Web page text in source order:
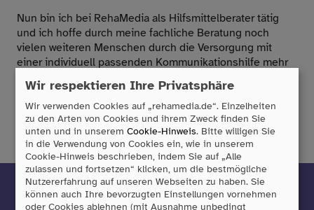
Nun bin ich bei RehaMedia als Hilfsmittelberater tätig
und ich hoffe durch meine fachliche Beratung noch
vielen weiteren Menschen durch die Versorgung mit
einer individuell passenden Kommunikationshilfe mehr
Mit unserem Newsletter sind Sie
Wir respektieren Ihre Privatsphäre
Wir verwenden Cookies auf „rehamedia.de“. Einzelheiten
zu den Arten von Cookies und ihrem Zweck finden Sie
unten und in unseremCookie-Hinweis. Bitte willigen Sie
in die Verwendung von Cookies ein, wie in unserem
Cookie-Hinweis beschrieben, indem Sie auf „Alle
zulassen und fortsetzen“ klicken, um die bestmögliche
Nutzererfahrung auf unseren Webseiten zu haben. Sie
können auch Ihre bevorzugten Einstellungen vornehmen
oder Cookies ablehnen (mit Ausnahme unbedingt